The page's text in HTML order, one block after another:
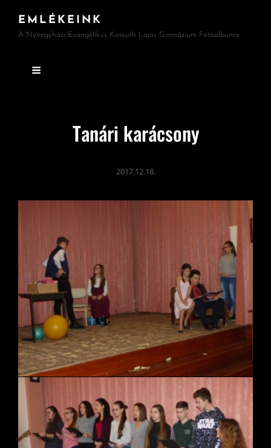
EMLÉKEINK
A Nyíregyházi Evangélikus Kossuth Lajos Gimnázium Fotóalbuma
Tanári karácsony
2017.12.18.